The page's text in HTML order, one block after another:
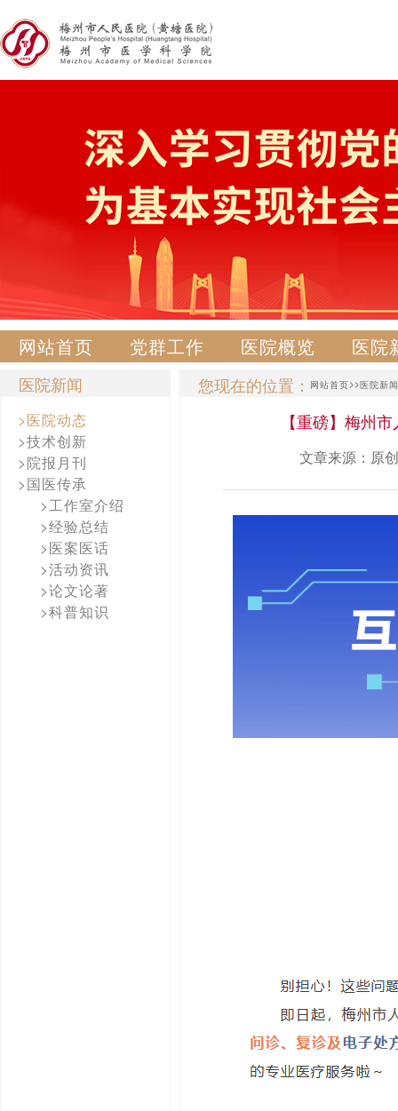
网站首页 党群工作 医院概览 医院
医院新闻
>医院动态
>技术创新
>院报月刊
>国医传承
>工作室介绍
>经验总结
>医案医话
>活动资讯
>论文论著
>科普知识
您现在的位置： 网站首页>>医院新闻
【重磅】梅州
文章来源：原创